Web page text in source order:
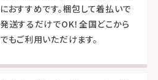
におすすめです。梱包して着払いで
発送するだけでOK！全国どこから
でもご利用いただけます。